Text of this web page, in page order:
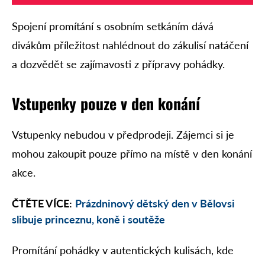
Spojení promítání s osobním setkáním dává
divákům příležitost nahlédnout do zákulisí natáčení
a dozvědět se zajímavosti z přípravy pohádky.
Vstupenky pouze v den konání
Vstupenky nebudou v předprodeji. Zájemci si je
mohou zakoupit pouze přímo na místě v den konání
akce.
ČTĚTE VÍCE: Prázdninový dětský den v Bělovsi
slibuje princeznu, koně i soutěže
Promítání pohádky v autentických kulisách, kde